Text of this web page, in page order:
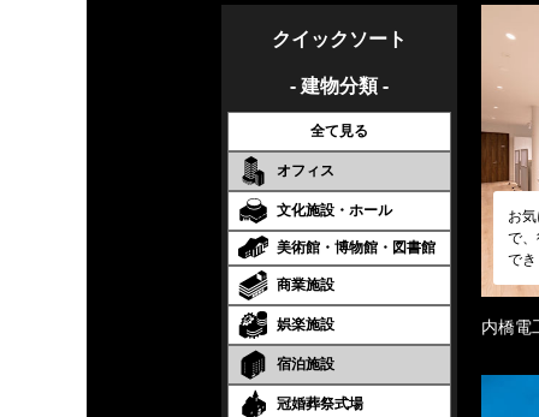
クイックソート
- 建物分類 -
全て見る
オフィス
文化施設・ホール
美術館・博物館・図書館
商業施設
娯楽施設
宿泊施設
冠婚葬祭式場
お
で
で
内橋電